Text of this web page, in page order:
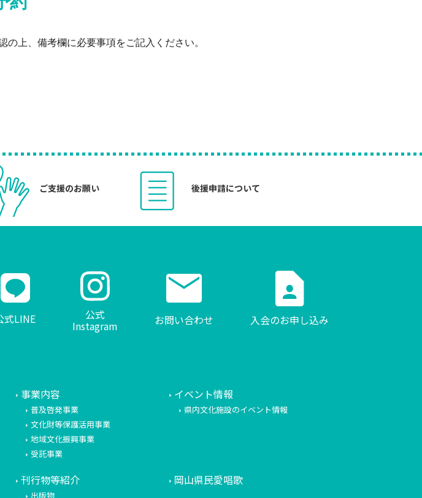
上、備考欄に必要事項をご記入ください。
ご支援のお願い 後援申請について
式LINE 公式
Instagram
mail
お問い合わせ
contact_page
入会のお申し込み
事業内容
普及啓発事業
文化財等保護活用事業
地域文化振興事業
受託事業
イベント情報
県内文化施設のイベント情報
刊行物等紹介
出版物
岡山県民愛唱歌